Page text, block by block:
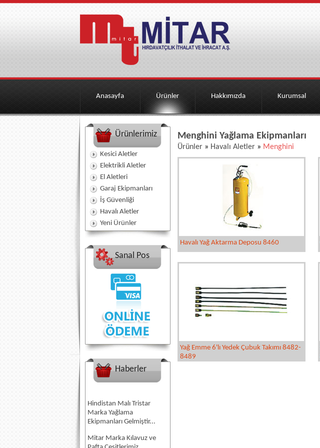
Anasayfa Ürünler Hakkımızda Kurumsal
Ürünlerimiz
Kesici Aletler
Elektrikli Aletler
El Aletleri
Garaj Ekipmanları
İş Güvenliği
Havalı Aletler
Yeni Ürünler
Sanal Pos
Haberler
Hindistan Malı Tristar
Marka Yağlama
Ekipmanları Gelmiştir...
Mitar Marka Kılavuz ve
Pafta Çeşitlerimiz
Menghini Yağlama Ekipmanları
Ürünler» Havalı Aletler» Menghini
Havalı Yağ Aktarma Deposu 8460
Yağ Emme 6'lı Yedek Çubuk Takımı 8482-
8489